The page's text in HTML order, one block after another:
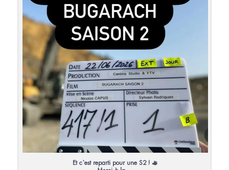
27 0
Et c`est reparti pour une S2 !